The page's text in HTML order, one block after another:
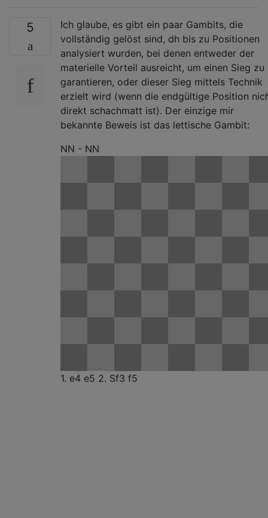
5
Ich glaube, es gibt ein paar Gambits, die
vollständig gelöst sind, dh bis zu Positionen
analysiert wurden, bei denen entweder der
materielle Vorteil ausreicht, um einen Sieg zu
garantieren, oder dieser Sieg mittels Technik
erzielt wird (wenn die endgültige Position
direkt schachmatt ist). Der einzige mir
bekannte Beweis ist das lettische Gambit:
NN - NN
1. e4 e5 2. Sf3 f5